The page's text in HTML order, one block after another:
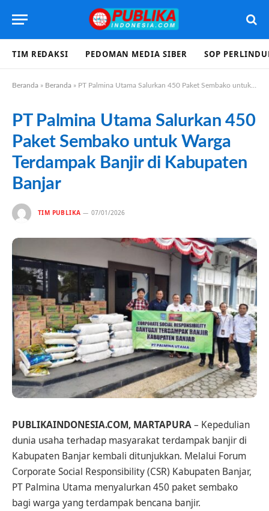
TIM REDAKSI PEDOMAN MEDIA SIBER SOP
Beranda » Beranda » PT Palmina Utama Salurkan 450 Paket Sembako untuk Warga Terdampak Banjir di Kabupaten Banjar
PT Palmina Utama Salurkan 450
Paket Sembako untuk Warga
Terdampak Banjir di Kabupaten
Banjar
TIM PUBLIKA 07/01/2026
PUBLIKAINDONESIA.COM, MARTAPURA– Kepedulian
dunia usaha terhadap masyarakat terdampak banjir di
Kabupaten Banjar kembali ditunjukkan. Melalui Forum
Corporate Social Responsibility (CSR) Kabupaten Banjar,
PT Palmina Utama menyalurkan 450 paket sembako
bagi warga yang terdampak bencana banjir.